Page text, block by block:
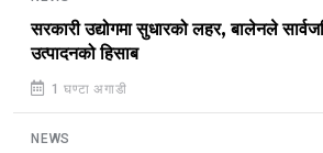
सरकारी उद्योगमा सुधारको लहर, बालेनले
उत्पादनको हिसाब
1 घण्टा अगाडी
NEWS